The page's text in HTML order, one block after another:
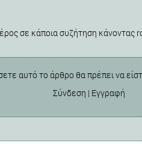
σε κάποια συζήτηση κάνοντας
αυτό το άρθρο θα πρέπει να
Σύνδεση | Εγγραφή